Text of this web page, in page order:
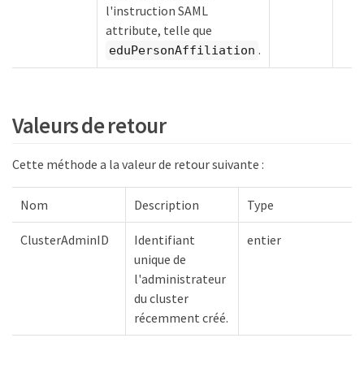
l'instruction SAML
attribute, telle que
eduPersonAffiliation .
Valeurs de retour
Cette méthode a la valeur de retour suivante :
Nom Description Type
ClusterAdminID
Identifiant
unique de
l'administrateur
du cluster
récemment créé.
entier